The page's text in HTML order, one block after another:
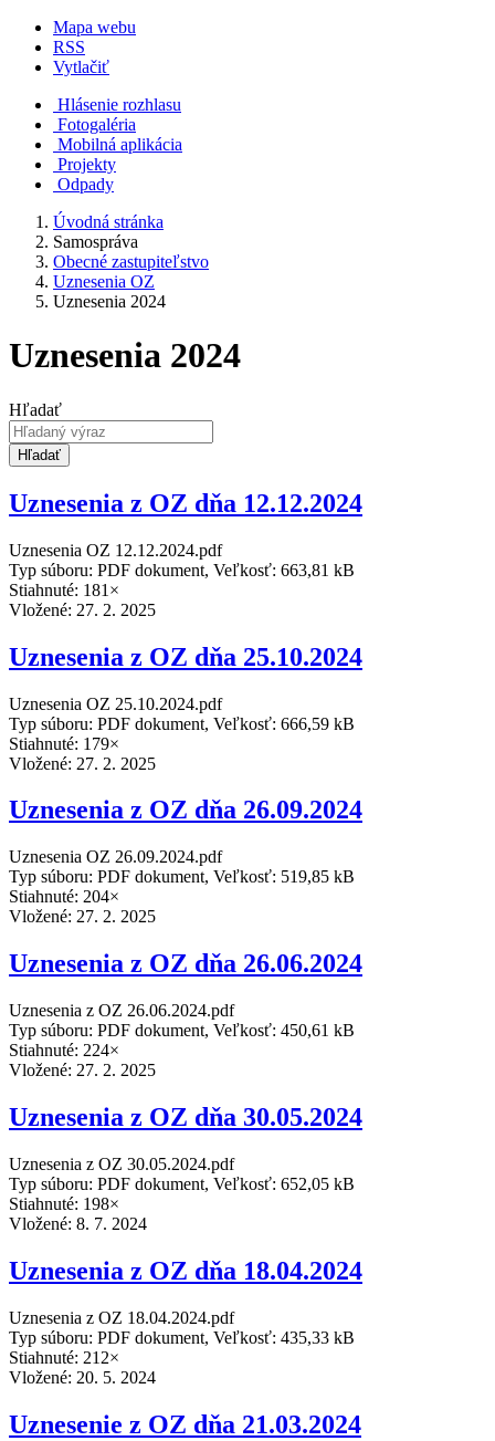
Mapa webu
RSS
Vytlačiť
Hlásenie rozhlasu
Fotogaléria
Mobilná aplikácia
Projekty
Odpady
Úvodná stránka
Samospráva
Obecné zastupiteľstvo
Uznesenia OZ
Uznesenia 2024
Uznesenia 2024
Hľadať
Hľadať
Uznesenia z OZ dňa 12.12.2024
Uznesenia OZ 12.12.2024.pdf
Typ súboru: PDF dokument, Veľkosť: 663,81 kB
Stiahnuté: 181×
Vložené: 27. 2. 2025
Uznesenia z OZ dňa 25.10.2024
Uznesenia OZ 25.10.2024.pdf
Typ súboru: PDF dokument, Veľkosť: 666,59 kB
Stiahnuté: 179×
Vložené: 27. 2. 2025
Uznesenia z OZ dňa 26.09.2024
Uznesenia OZ 26.09.2024.pdf
Typ súboru: PDF dokument, Veľkosť: 519,85 kB
Stiahnuté: 204×
Vložené: 27. 2. 2025
Uznesenia z OZ dňa 26.06.2024
Uznesenia z OZ 26.06.2024.pdf
Typ súboru: PDF dokument, Veľkosť: 450,61 kB
Stiahnuté: 224×
Vložené: 27. 2. 2025
Uznesenia z OZ dňa 30.05.2024
Uznesenia z OZ 30.05.2024.pdf
Typ súboru: PDF dokument, Veľkosť: 652,05 kB
Stiahnuté: 198×
Vložené: 8. 7. 2024
Uznesenia z OZ dňa 18.04.2024
Uznesenia z OZ 18.04.2024.pdf
Typ súboru: PDF dokument, Veľkosť: 435,33 kB
Stiahnuté: 212×
Vložené: 20. 5. 2024
Uznesenie z OZ dňa 21.03.2024